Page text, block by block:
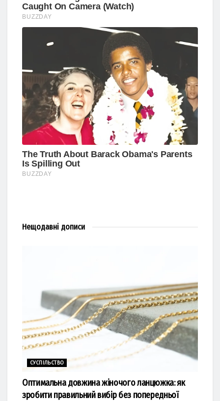
Нещодавні дописи
СУСПІЛЬСТВО
Оптимальна довжина жіночого ланцюжка: як
зробити правильний вибір без попередньої